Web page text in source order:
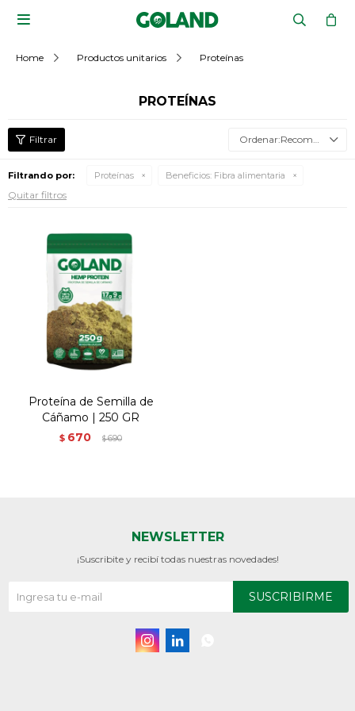

Home Productos unitarios Proteínas
PROTEÍNAS
Recomendados
Filtrando por: Proteínas Beneficios: Fibra alimentaria
Quitar filtros
Proteína de Semilla de
Cáñamo | 250 GR
$ 670 $690
NEWSLETTER
¡Suscribite y recibí todas nuestras novedades!
SUSCRIBIRME
 